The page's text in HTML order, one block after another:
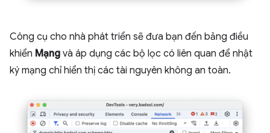
Công cụ cho nhà phát triển sẽ đưa bạn đến bảng điều
khiển Mạng và áp dụng các bộ lọc có liên quan để nhật
ký mạng chỉ hiển thị các tài nguyên không an toàn.